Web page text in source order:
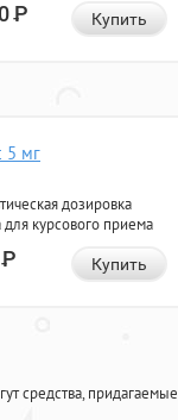
Р Купить
5 мг
дозировка
для курсового приема
Р Купить
средства, придагаемые